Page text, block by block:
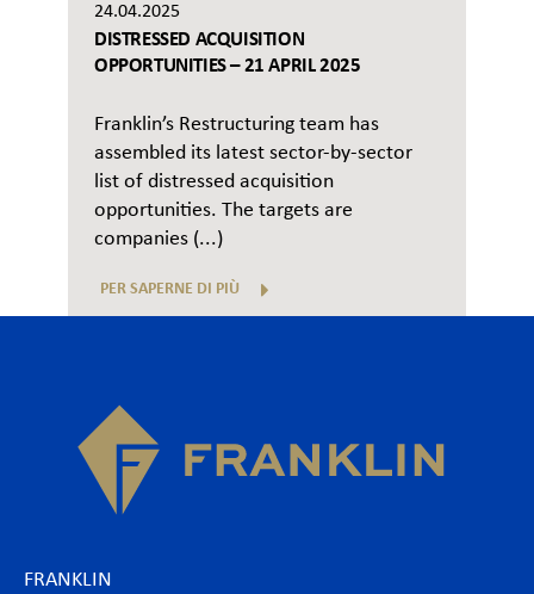
24.04.2025
DISTRESSED ACQUISITION
OPPORTUNITIES – 21 APRIL 2025
Franklin’s Restructuring team has
assembled its latest sector-by-sector
list of distressed acquisition
opportunities. The targets are
companies (...)
PER SAPERNE DI PIÙ
FRANKLIN